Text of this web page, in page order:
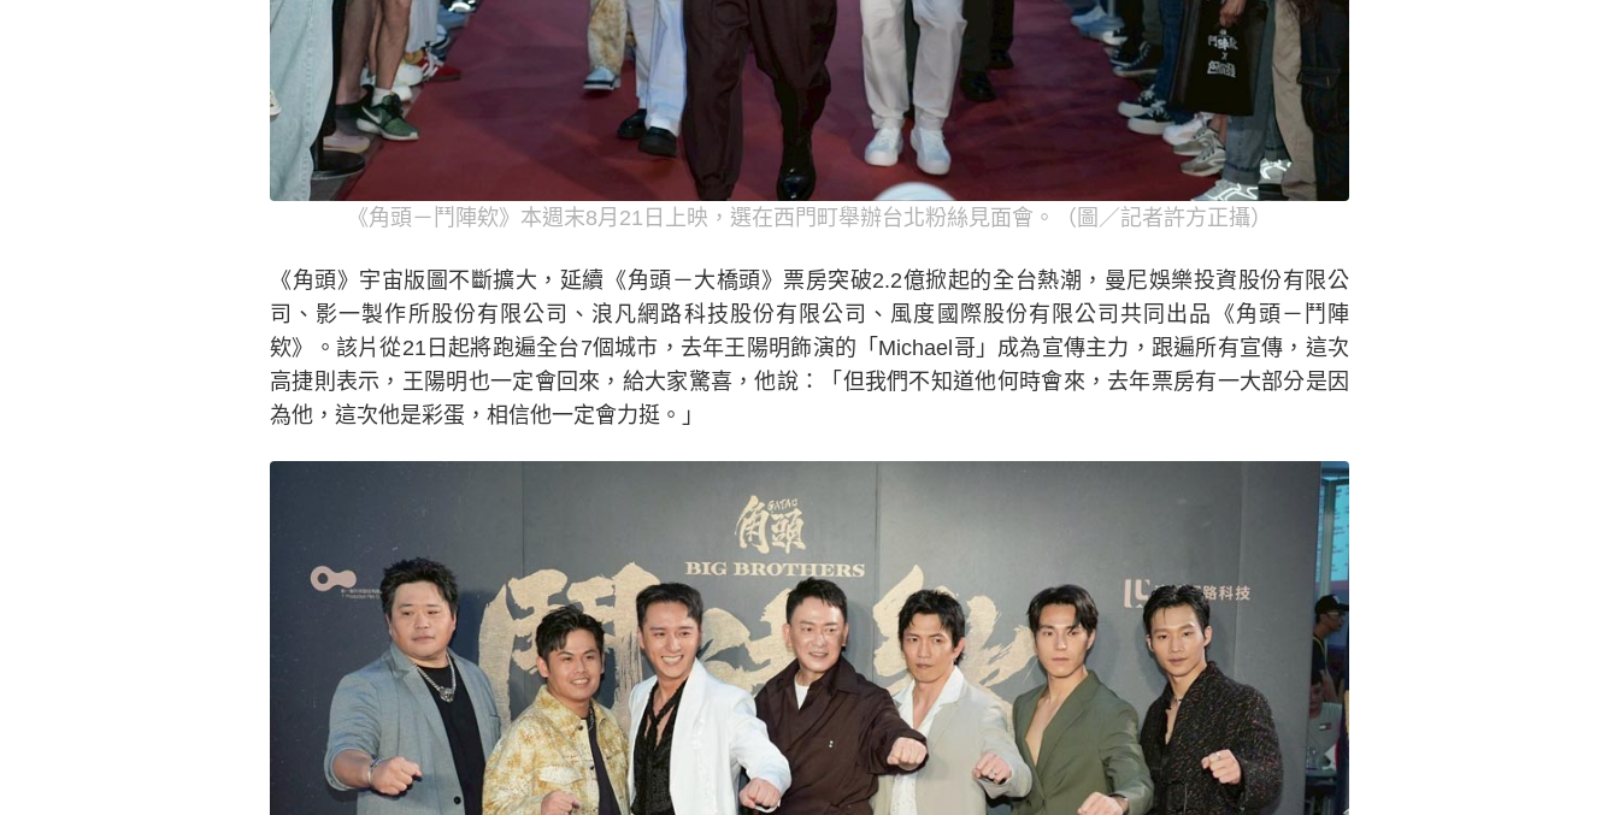
《角頭－鬥陣欸》本週末8月21日上映，選在西門町舉辦台北粉絲見面會。（圖／記者許方正攝）
《角頭》宇宙版圖不斷擴大，延續《角頭－大橋頭》票房突破2.2億掀起的全台熱潮，曼尼娛樂投資股份有限公
司、影一製作所股份有限公司、浪凡網路科技股份有限公司、風度國際股份有限公司共同出品《角頭－鬥陣
欸》。該片從21日起將跑遍全台7個城市，去年王陽明飾演的「Michael哥」成為宣傳主力，跟遍所有宣傳，這次
高捷則表示，王陽明也一定會回來，給大家驚喜，他說：「但我們不知道他何時會來，去年票房有一大部分是因
為他，這次他是彩蛋，相信他一定會力挺。」